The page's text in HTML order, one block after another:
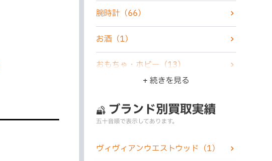
腕時計 （66）
お酒 （1）
おもちゃ・ホビー （13）
家電製品（6）
カメラ
+ 続きを見る
ブランド別買取実績
五十音順で表示してあります。
ヴィヴィアンウエストウッド （1）